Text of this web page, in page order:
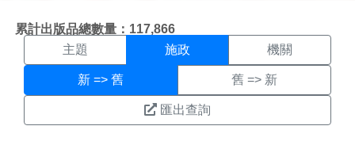
累計出版品總數量：117,866
施政搜尋結果頁面
主題 施政 機關
新 => 舊 舊 => 新
匯出查詢